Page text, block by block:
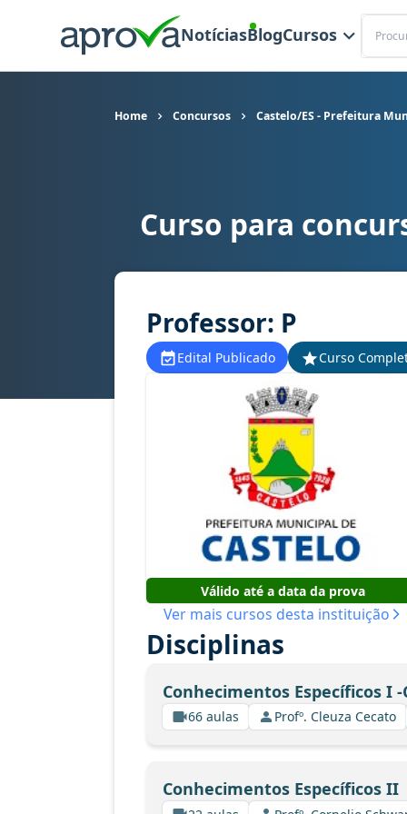
NotíciasBlogCursos
Buscar
Home Concursos Castelo/ES - Prefeitura
Curso para concurso Castelo/ES - Prefeitura
Curso para
Professor: P
Edital Publicado Curso
Válido até a data da prova
Ver mais cursos desta instituição
Disciplinas
Conhecimentos Específicos I -
66 aulas Profº. Cleuza Cecato
Conhecimentos Específicos II